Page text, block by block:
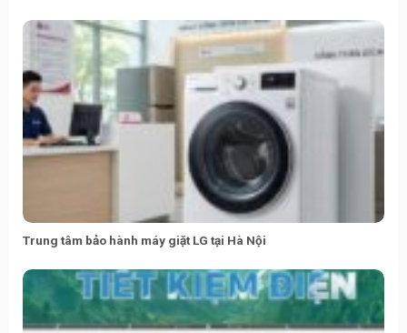
Trung tâm bảo hành máy giặt LG tại Hà Nội